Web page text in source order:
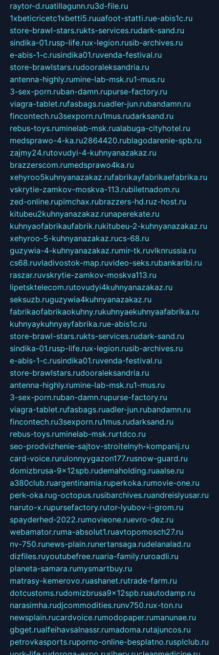
raytor-d.ruatillagunn.ru3d-file.ru
1xbeticricetc1xbetti5.ruuafoot-statti.rue-abis1c.ru
store-brawl-stars.rukts-services.rudark-sand.ru
sindika-01.rusp-life.rux-legion.rusib-archives.ru
e-abis-1-c.rusindika01.ruvenda-festival.ru
store-brawlstars.rudooraleksandria.ru
antenna-highly.rumine-lab-msk.ru1-mus.ru
3-sex-porn.ruban-damn.rupurse-factory.ru
viagra-tablet.rufasbags.ruadler-jun.rubandamn.ru
fincontech.ru3sexporn.ru1mus.rudarksand.ru
rebus-toys.ruminelab-msk.rualabuga-cityhotel.ru
medsprawo-4-ka.ru2864420.rublagodarenie-spb.ru
zajmy24.rutovudyi-4-kuhnyanazakaz.ru
brazzerscom.rumedsprawo4ka.ru
xehyroo5kuhnyanazakaz.rufabrikayfabrikaefabrika.ru
vskrytie-zamkov-moskva-113.rubiletnadom.ru
zed-online.rupimchax.rubrazzers-hd.ruz-host.ru
kitubeu2kuhnyanazakaz.runaperekate.ru
kuhnyaofabrikaufabrik.rukitubeu-2-kuhnyanazakaz.ru
xehyroo-5-kuhnyanazakaz.rucs-68.ru
guzywia-4-kuhnyanazakaz.rumir-tk.ruvlknrussia.ru
cs68.ruvladivostok-map.ruvideo-seks.rubankaribi.ru
raszar.ruvskrytie-zamkov-moskva113.ru
lipetsktelecom.rutovudyi4kuhnyanazakaz.ru
seksuzb.ruguzywia4kuhnyanazakaz.ru
fabrikaofabrikaokuhny.rukuhnyaekuhnyaafabrika.ru
kuhnyaykuhnyayfabrika.rue-abis1c.ru
store-brawl-stars.rukts-services.rudark-sand.ru
sindika-01.rusp-life.rux-legion.rusib-archives.ru
e-abis-1-c.rusindika01.ruvenda-festival.ru
store-brawlstars.rudooraleksandria.ru
antenna-highly.rumine-lab-msk.ru1-mus.ru
3-sex-porn.ruban-damn.rupurse-factory.ru
viagra-tablet.rufasbags.ruadler-jun.rubandamn.ru
fincontech.ru3sexporn.ru1mus.rudarksand.ru
rebus-toys.ruminelab-msk.rurtdco.ru
seo-prodvizhenie-sajtov-stroitelnyh-kompanij.ru
card-voice.rurulonnyygazon177.rusnow-guard.ru
domizbrusa-9x12spb.rudemaholding.ruaalse.ru
a380club.ruargentinamia.ruperkoka.rumovie-one.ru
perk-oka.rug-octopus.rusibarchives.ruandreislyusar.ru
naruto-x.rupursefactory.rutor-lyubov-i-grom.ru
spayderhed-2022.rumovieone.ruevro-dez.ru
webamator.ruma-absolut1.ruavtopomosch27.ru
nv-750.runews-plain.runertansaga.rudelanalad.ru
dizfiles.ruyoutubefree.ruaria-family.ruroadli.ru
planeta-samara.rumysmartbuy.ru
matrasy-kemerovo.ruashanet.rutrade-farm.ru
dotcustoms.rudomizbrusa9x12spb.ruautodamp.ru
narasimha.rudjcommodities.runv750.rux-ton.ru
newsplain.rucardvoice.rumodopaper.rumanunae.ru
gbget.rualfeihavsalnassr.rumadoma.rutajuncos.ru
petrovkasports.ruporno-online-besplatno.rusplclub.ru